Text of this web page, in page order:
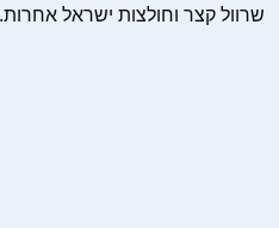
שרוול קצר וחולצות ישראל אחרות.